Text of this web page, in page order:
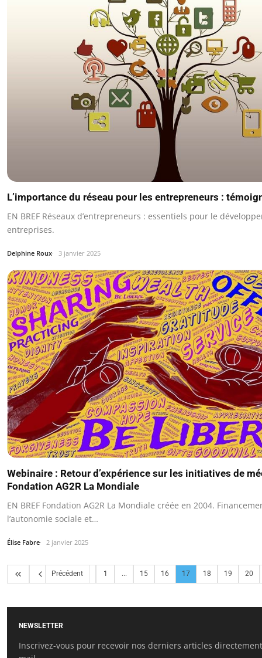
L’importance du réseau pour les entrepreneurs :
EN BREF Réseaux d’entrepreneurs : essentiels pour le
entreprises.
Delphine Roux 3 janvier 2025
Webinaire : Retour d’expérience sur les initiatives de
Fondation AG2R La Mondiale
EN BREF Fondation AG2R La Mondiale créée en 2004.
l’autonomie sociale et…
Élise Fabre 2 janvier 2025
Précédent 1 ... 15 16 17 18 19 20
NEWSLETTER
Inscrivez-vous pour recevoir nos derniers articles